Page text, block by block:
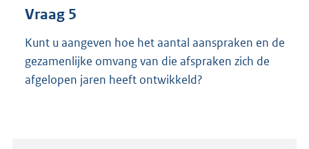
Vraag 5
Kunt u aangeven hoe het aantal aanspraken en de
gezamenlijke omvang van die afspraken zich de
afgelopen jaren heeft ontwikkeld?